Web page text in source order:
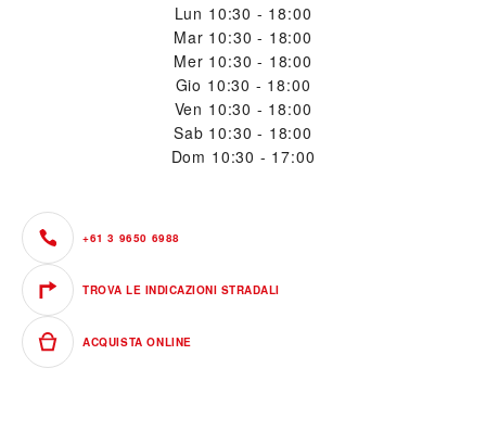
Lun 10:30 - 18:00
Mar 10:30 - 18:00
Mer 10:30 - 18:00
Gio 10:30 - 18:00
Ven 10:30 - 18:00
Sab 10:30 - 18:00
Dom 10:30 - 17:00
+61 3 9650 6988
TROVA LE INDICAZIONI STRADALI
ACQUISTA ONLINE